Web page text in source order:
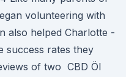
volunteering with
also helped Charlotte -
success rates they
of two CBD Öl